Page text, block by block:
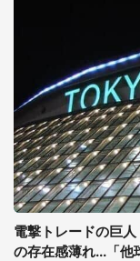
電撃トレードの巨
の存在感薄れ...「他